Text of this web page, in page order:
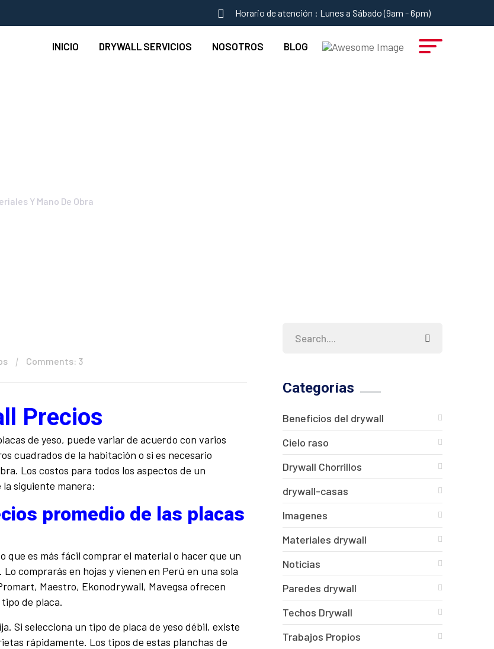
Horario de atención : Lunes a Sábado (9am - 6pm)
INICIO DRYWALL SERVICIOS NOSOTROS BLOG
Y Mano De Obra
Comments: 3
Precios
de yeso, puede variar de acuerdo con varios
cuadrados de la habitación o si es necesario
Los costos para todos los aspectos de un
siguiente manera:
promedio de las placas
que es más fácil comprar el material o hacer que un
comprarás en hojas y vienen en Perú en una sola
Maestro, Ekonodrywall, Mavegsa ofrecen
de placa.
Si selecciona un tipo de placa de yeso débil, existe
rápidamente. Los tipos de estas planchas de
Categorías
Beneficios del drywall
Cielo raso
Drywall Chorrillos
drywall-casas
Imagenes
Materiales drywall
Noticias
Paredes drywall
Techos Drywall
Trabajos Propios